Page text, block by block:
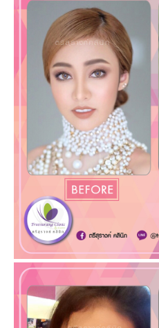
จมูก
หน้าอก
สลายไขมัน
รักษาสิว
บทความยกกระชับใบหน้า